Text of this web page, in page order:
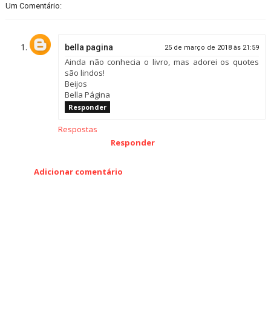
Um Comentário:
bella pagina 25 de março de 2018 às 21:59
Ainda não conhecia o livro, mas adorei os quotes
são lindos!
Beijos
Bella Página
Responder
Respostas
Responder
Adicionar comentário